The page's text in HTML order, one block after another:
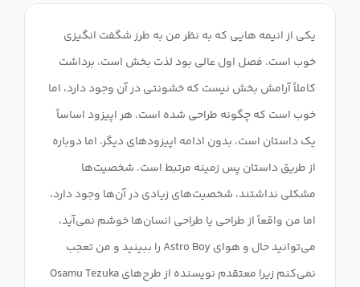
یکی از انیمه هایی که به نظر من به طرز شگفت انگیزی
خوب است. فصل اول عالی بود لذت بخش است، برداشت
کاملاً آرامش بخش نیست که خشونتی در آن وجود دارد، اما
خوب است که چگونه طراحی شده است. هر اپیزود اساساً
یک داستان است، بدون ادامه اپیزودهای دیگر، اما دوباره
از طریق داستان پس زمینه مرتبط است. شخصیت‌ها
مشکلی نداشتند، شخصیت‌های زیادی در آن‌ها وجود دارد،
اما من واقعاً از طراحی یا طراحی انسان‌ها خوشم نمی‌آید،
می‌توانید حال و هوای Astro Boy را ببینید و من تعجب
نمی‌کنم زیرا معتقدم نویسنده از طرح‌های Osamu Tezuka